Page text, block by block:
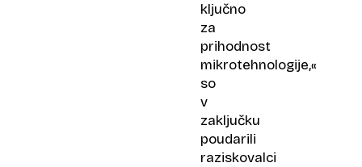
ključno
za
prihodnost
mikrotehnologije,«
so
v
zaključku
poudarili
raziskovalci